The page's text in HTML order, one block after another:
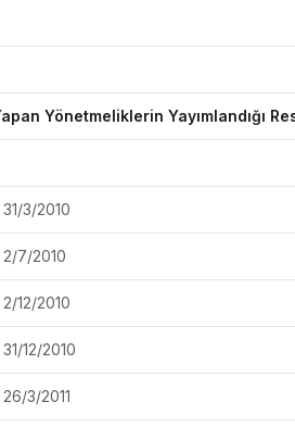
Yönetmeliklerin Yayımlandığı
31/3/2010
2/7/2010
2/12/2010
31/12/2010
26/3/2011